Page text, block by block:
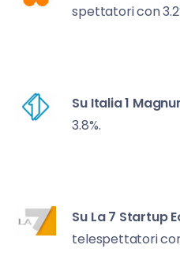
spettatori con
Su Italia 1
3.8%.
Su La 7 Startup
telespettatori con